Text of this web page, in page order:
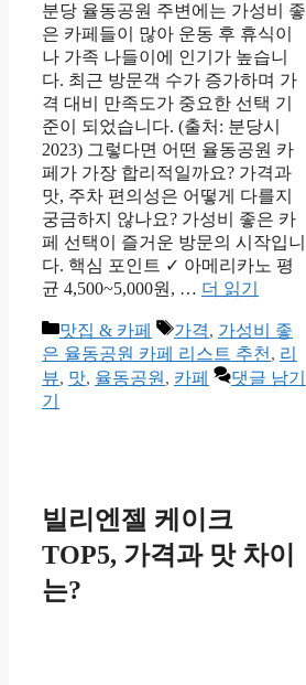
분당 율동공원 주변에는 가성비 좋
은 카페들이 많아 운동 후 휴식이
나 가족 나들이에 인기가 높습니
다. 최근 방문객 수가 증가하며 가
격 대비 만족도가 중요한 선택 기
준이 되었습니다. (출처: 분당시
2023) 그렇다면 어떤 율동공원 카
페가 가장 합리적일까요? 가격과
맛, 주차 편의성은 어떻게 다를지
궁금하지 않나요? 가성비 좋은 카
페 선택이 즐거운 방문의 시작입니
다. 핵심 포인트 ✓ 아메리카노 평
균 4,500~5,000원, … 더 읽기
카
테
고
맛집 & 카페
태
그
가격, 가성비 좋
은 율동공원 카페 리스트 추천 , 리
뷰, 맛, 율동공원 , 카페
댓글 남기
기
빌리엔젤 케이크
TOP5, 가격과 맛 차이
는?